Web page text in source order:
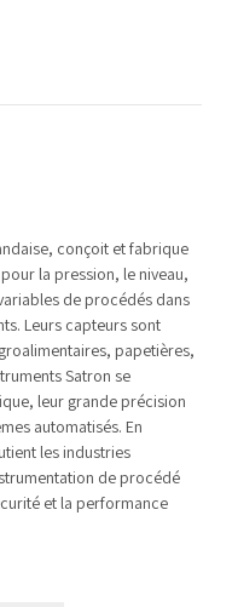
conçoit et fabrique
la pression, le niveau,
de procédés dans
Leurs capteurs sont
papetières,
Satron se
leur grande précision
automatisés. En
les industries
de procédé
et la performance